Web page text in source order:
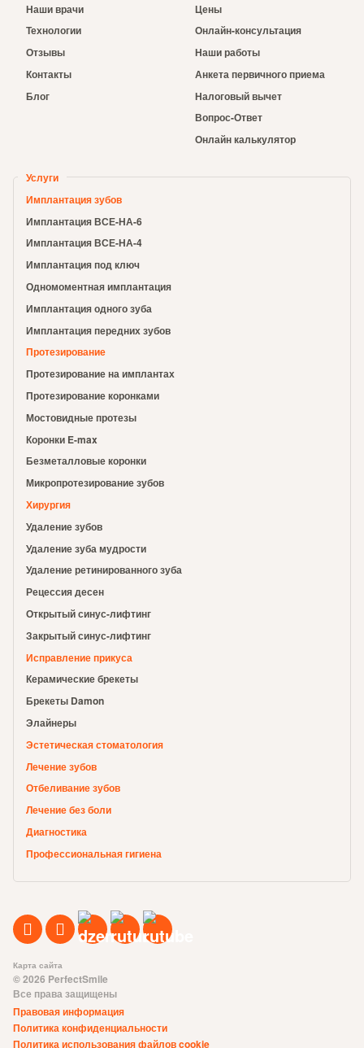
Наши врачи
Технологии
Отзывы
Контакты
Блог
Цены
Онлайн-консультация
Наши работы
Анкета первичного приема
Налоговый вычет
Вопрос-Ответ
Онлайн калькулятор
Услуги
Имплантация зубов
Имплантация ВСЕ-НА-6
Имплантация ВСЕ-НА-4
Имплантация под ключ
Одномоментная имплантация
Имплантация одного зуба
Имплантация передних зубов
Протезирование
Протезирование на имплантах
Протезирование коронками
Мостовидные протезы
Коронки E-max
Безметалловые коронки
Микропротезирование зубов
Хирургия
Удаление зубов
Удаление зуба мудрости
Удаление ретинированного зуба
Рецессия десен
Открытый синус-лифтинг
Закрытый синус-лифтинг
Исправление прикуса
Керамические брекеты
Брекеты Damon
Элайнеры
Эстетическая стоматология
Лечение зубов
Отбеливание зубов
Лечение без боли
Диагностика
Профессиональная гигиена
Карта сайта
© 2026 PerfectSmile
Все права защищены
Правовая информация
Политика конфиденциальности
Политика использования файлов cookie